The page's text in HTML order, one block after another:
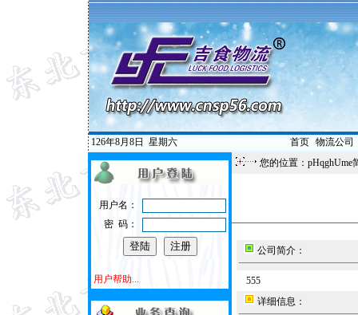
126年8月8日 星期六 首页| 物流公司
用户名：
密 码：
用户帮助...
您的位置：pHqghUme
公司简介：
555
详细信息：